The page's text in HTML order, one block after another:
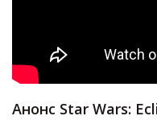
Анонс Star Wars: